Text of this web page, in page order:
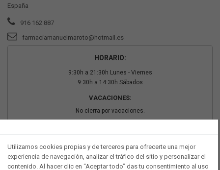
España
916 162 887
farmaciamanuelmaroto@hotmail.es
HORARIO:
9:30h a 21:30h Lunes - Viernes
9:30h a 14:30h Sábados
VACACIONES:
No cierra por vacaciones.
Utilizamos cookies propias y de terceros para ofrecerte una mejor
experiencia de navegación, analizar el tráfico del sitio y personalizar el
contenido. Al hacer clic en “Aceptar todo” das tu consentimiento al uso